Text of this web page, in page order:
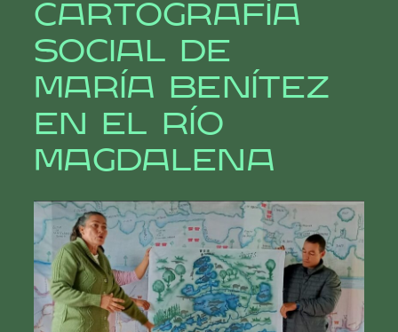
cartografía
social de
María Benítez
en el río
Magdalena